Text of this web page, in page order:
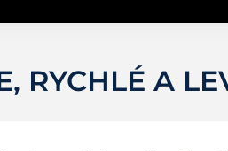
RYCHLÉ A